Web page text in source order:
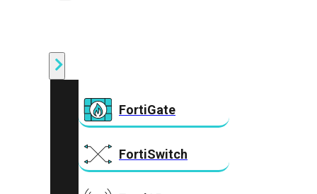
FortiGate
FortiSwitch